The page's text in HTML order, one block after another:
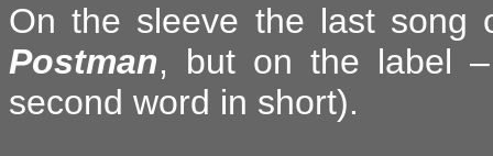
On the sleeve the last
Postman, but on the label
second word in short).